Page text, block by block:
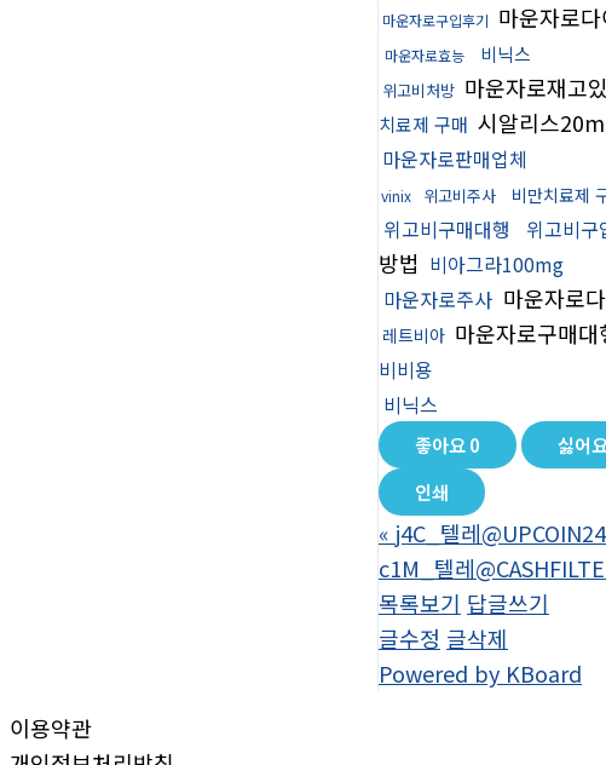
마운자로구입후기 마운자로
마운자로효능 비닉스
위고비처방 마운자로재고
치료제 구매 시알리스
마운자로판매업체
vinix 위고비주사 비만치료제
위고비구매대행 위고비구
방법 비아그라100mg
마운자로주사 마운자로
레트비아 마운자로구매대
비비용
비닉스
좋아요0 싫어
인쇄
« j4C_텔레
c1M_텔레
목록보기 답글쓰기
글수정 글삭제
Powered by KBoard
이용약관